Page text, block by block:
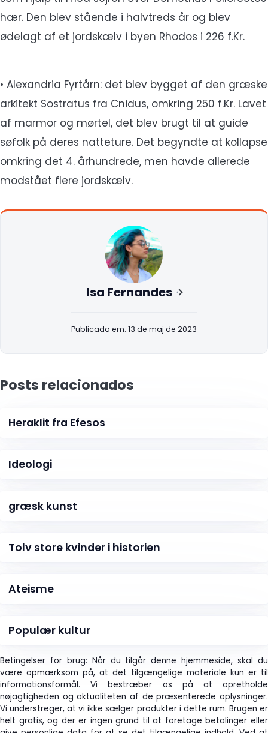
hær. Den blev stående i halvtreds år og blev
ødelagt af et jordskælv i byen Rhodos i 226 f.Kr.
• Alexandria Fyrtårn: det blev bygget af den græske
arkitekt Sostratus fra Cnidus, omkring 250 f.Kr. Lavet
af marmor og mørtel, det blev brugt til at guide
søfolk på deres natteture. Det begyndte at kollapse
omkring det 4. århundrede, men havde allerede
modstået flere jordskælv.
Isa Fernandes
Publicado em: 13 de maj de 2023
Posts relacionados
Heraklit fra Efesos
Ideologi
græsk kunst
Tolv store kvinder i historien
Ateisme
Populær kultur
Betingelser for brug: Når du tilgår denne hjemmeside, skal du
være opmærksom på, at det tilgængelige materiale kun er til
informationsformål. Vi bestræber os på at opretholde
nøjagtigheden og aktualiteten af de præsenterede oplysninger.
Vi understreger, at vi ikke sælger produkter i dette rum. Brugen er
helt gratis, og der er ingen grund til at foretage betalinger eller